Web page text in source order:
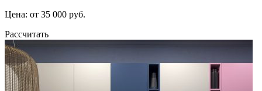
Цена: от 35 000 руб.
Рассчитать